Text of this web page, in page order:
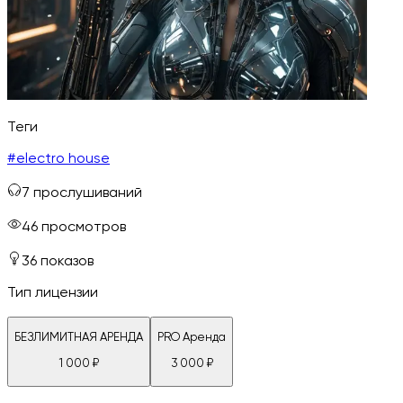
Теги
#electro house
7 прослушиваний
46 просмотров
36 показов
Тип лицензии
БЕЗЛИМИТНАЯ АРЕНДА
1 000 ₽
PRO Аренда
3 000 ₽